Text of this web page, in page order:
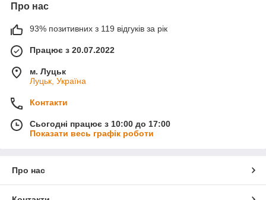
Про нас
93% позитивних з 119 відгуків за рік
Працює з 20.07.2022
м. Луцьк
Луцьк, Україна
Контакти
Сьогодні працює з 10:00 до 17:00
Показати весь графік роботи
Про нас